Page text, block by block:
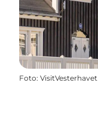
Foto: VisitVesterhavet